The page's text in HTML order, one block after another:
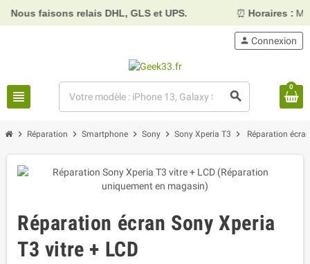
faisons relais DHL, GLS et UPS. Horaires :Mardi,
view_headline search
person Connexion
0
chevron_right Réparation chevron_right Smartphone chevron_right Sony chevron_right Sony Xperia T3 chevron_right Réparation
Réparation écran Sony Xperia
T3 vitre + LCD